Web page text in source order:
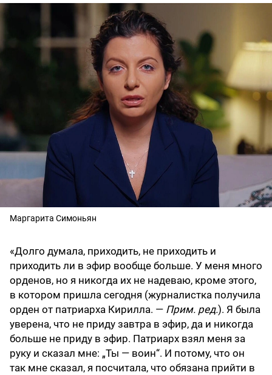
Маргарита Симоньян
«Долго думала, приходить, не приходить и
приходить ли в эфир вообще больше. У меня много
орденов, но я никогда их не надеваю, кроме этого,
в котором пришла сегодня (журналистка получила
орден от патриарха Кирилла. — Прим. ред.). Я была
уверена, что не приду завтра в эфир, да и никогда
больше не приду в эфир. Патриарх взял меня за
руку и сказал мне: „Ты — воин“. И потому, что он
так мне сказал, я посчитала, что обязана прийти в